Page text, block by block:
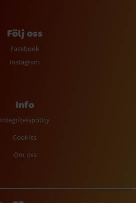
Följ oss
Facebook
Instagram
Info
Integritetspolicy
Cookies
Om oss